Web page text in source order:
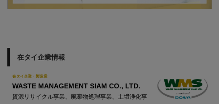
在タイ企業情報
在タイ企業・製造業
WASTE MANAGEMENT SIAM CO., LTD.
資源リサイクル事業、廃棄物処理事業、土壌浄化事